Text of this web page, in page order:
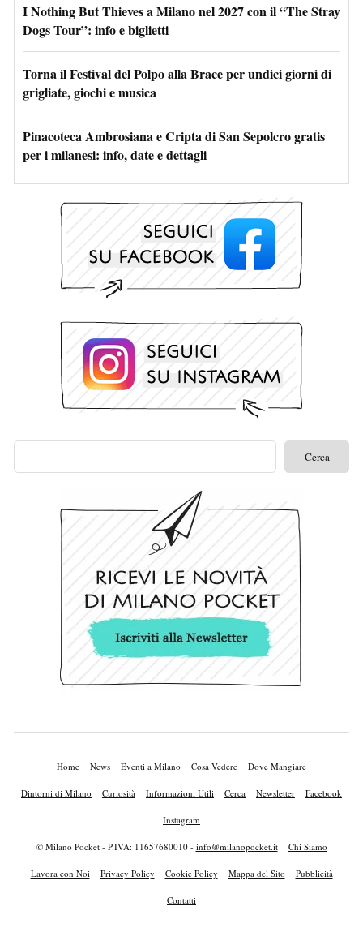
I Nothing But Thieves a Milano nel 2027 con il “The Stray
Dogs Tour”: info e biglietti
Torna il Festival del Polpo alla Brace per undici giorni di
grigliate, giochi e musica
Pinacoteca Ambrosiana e Cripta di San Sepolcro gratis
per i milanesi: info, date e dettagli
Home News Eventi a Milano Cosa Vedere Dove Mangiare
Dintorni di Milano Curiosità Informazioni Utili Cerca Newsletter Facebook
Instagram
© Milano Pocket - P.IVA: 11657680010 - info@milanopocket.it Chi Siamo
Lavora con Noi Privacy Policy Cookie Policy Mappa del Sito Pubblicità
Contatti